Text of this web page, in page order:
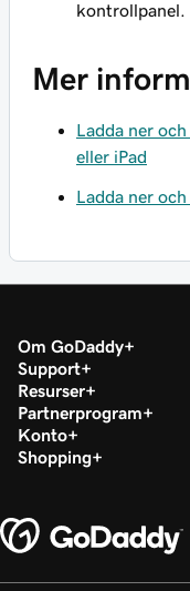
kontrollpanel.
Mer
Ladda ner
eller iPad
Ladda ner
Om GoDaddy
Support
Resurser
Partnerprogram
Konto
Shopping